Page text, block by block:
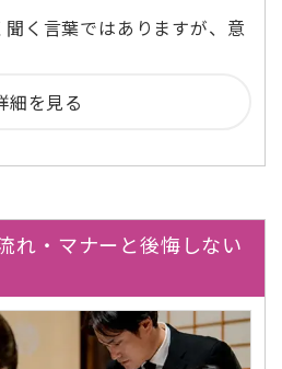
聞く言葉ではありますが、意
細を見る
れ・マナーと後悔しない